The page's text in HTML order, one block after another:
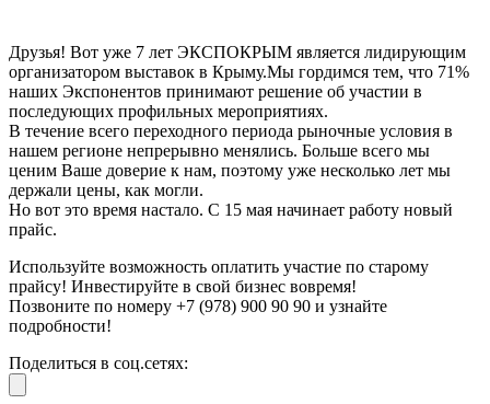
Друзья! Вот уже 7 лет ЭКСПОКРЫМ является лидирующим
организатором выставок в Крыму.Мы гордимся тем, что 71%
наших Экспонентов принимают решение об участии в
последующих профильных мероприятиях.
В течение всего переходного периода рыночные условия в
нашем регионе непрерывно менялись. Больше всего мы
ценим Ваше доверие к нам, поэтому уже несколько лет мы
держали цены, как могли.
Но вот это время настало. С 15 мая начинает работу новый
прайс.
Используйте возможность оплатить участие по старому
прайсу! Инвестируйте в свой бизнес вовремя!
Позвоните по номеру +7 (978) 900 90 90 и узнайте
подробности!
Поделиться в соц.сетях: